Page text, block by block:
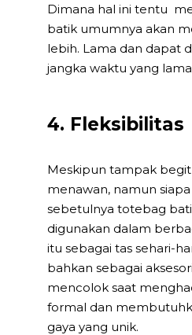
Dimana hal ini tentu
batik umumnya akan
lebih. Lama dan dapat
jangka waktu yang
4. Fleksibilitas
Meskipun tampak
menawan, namun siapa
sebetulnya totebag
digunakan dalam
itu sebagai tas sehari-
bahkan sebagai
mencolok saat
formal dan
gaya yang unik.